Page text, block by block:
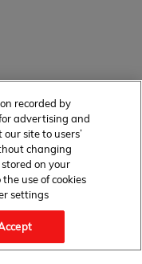
recorded by
advertising and
site to users’
changing
on your
use of cookies
settings